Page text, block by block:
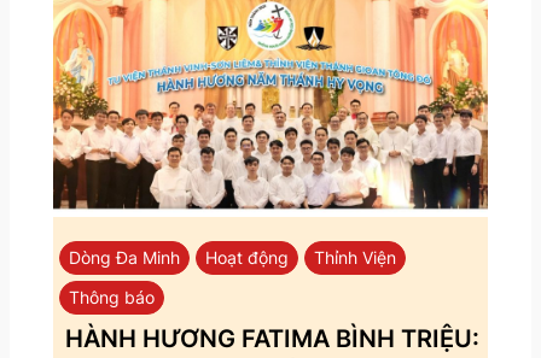
Dòng Đa Minh Hoạt động
Thỉnh Viện
Thông báo
HÀNH HƯƠNG FATIMA BÌNH TRIỆU: